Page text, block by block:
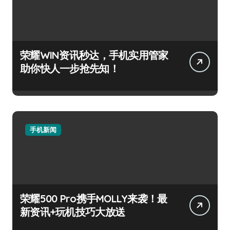
荣耀WIN资讯秒达，手机实用管家
助你快人一步抢先知！
手机新闻
荣耀500 Pro携手MOLLY来袭！最
新资讯+玩机技巧大放送